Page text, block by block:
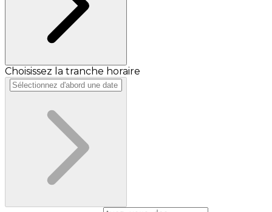
Choisissez la tranche horaire